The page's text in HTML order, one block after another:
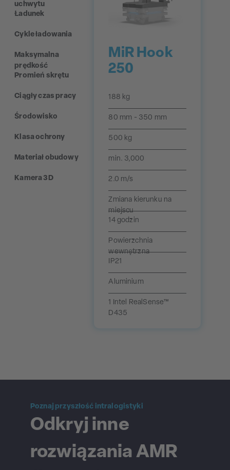
uchwytu
Ładunek
Cykle ładowania
Maksymalna
prędkość
Promień skrętu
Ciągły czas pracy
Środowisko
Klasa ochrony
Materiał obudowy
Kamera 3D
MiR Hook
250
188 kg
80 mm - 350 mm
500 kg
min. 3,000
2.0 m/s
Zmiana kierunku na
miejscu
14 godzin
Powierzchnia
wewnętrzna
IP21
Aluminium
1 Intel RealSense™
D435
Poznaj przyszłość intralogistyki
Odkryj inne
rozwiązania AMR